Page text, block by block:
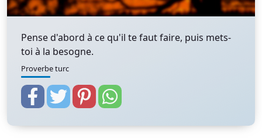
Pense d'abord à ce qu'il te faut faire, puis mets-
toi à la besogne.
Proverbe turc